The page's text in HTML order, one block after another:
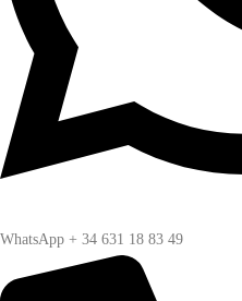
WhatsApp + 34 631 18 83 49